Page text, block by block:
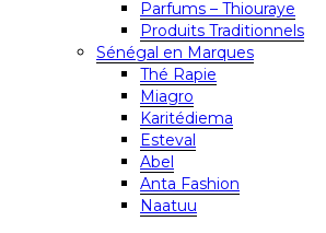
Parfums – Thiouraye
Produits Traditionnels
Sénégal en Marques
Thé Rapie
Miagro
Karitédiema
Esteval
Abel
Anta Fashion
Naatuu